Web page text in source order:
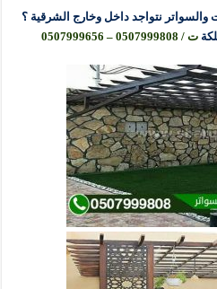
نتواجد داخل وخارج الشرقية ؟
ت / 0507999808 – 0507999656